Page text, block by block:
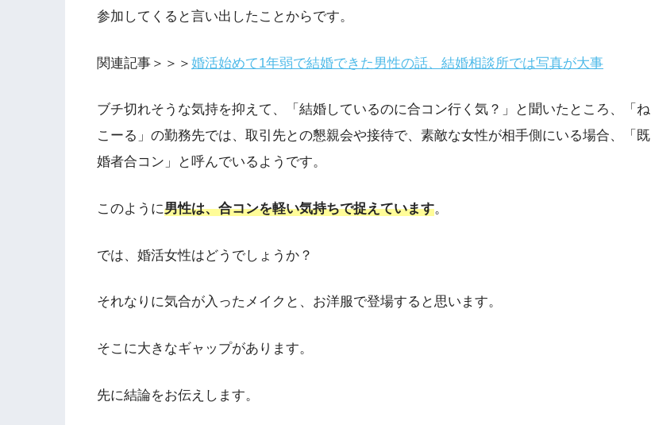
参加してくると言い出したことからです。
関連記事＞＞＞ 婚活始めて1年弱で結婚できた男性の話、結婚相談所では写真が大事
ブチ切れそうな気持を抑えて、「結婚しているのに合コン行く気？」と聞いたところ、「ね
こーる」の勤務先では、取引先との懇親会や接待で、素敵な女性が相手側にいる場合、「既
婚者合コン」と呼んでいるようです。
このように男性は、合コンを軽い気持ちで捉えています。
では、婚活女性はどうでしょうか？
それなりに気合が入ったメイクと、お洋服で登場すると思います。
そこに大きなギャップがあります。
先に結論をお伝えします。